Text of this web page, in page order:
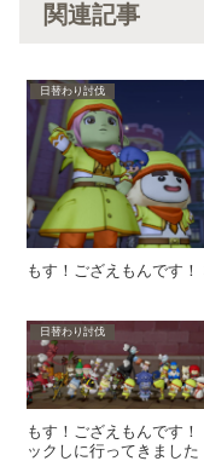
関連記事
日替わり討伐
もす！ござえもんです
日替わり討伐
もす！ござえもんです
ックしに行ってきました